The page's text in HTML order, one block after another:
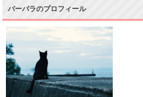
バーバラのプロフィール